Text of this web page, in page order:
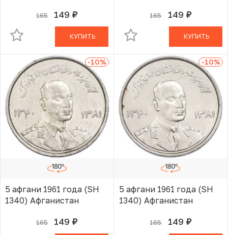
165 149 руб.
В КОРЗИНЕ
КУПИТЬ
165 149 руб.
В КОРЗИНЕ
КУПИТЬ
-10%
5 афгани 1961 года (SH
1340) Афганистан
165 149 руб.
В КОРЗИНЕ
-10%
5 афгани 1961 года (SH
1340) Афганистан
165 149 руб.
В КОРЗИНЕ